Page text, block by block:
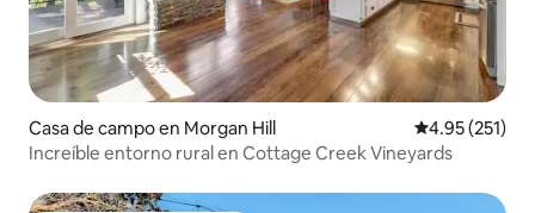
Casa de campo en Morgan Hill Calificación
4.95 (251)
Increíble entorno rural en Cottage Creek Vineyards